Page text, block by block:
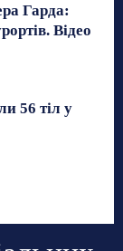
Гарда:
Відео
56 тіл у